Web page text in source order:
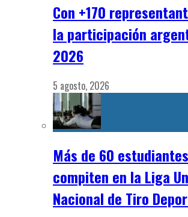
Con +170
la participación
2026
5 agosto, 2026
Más de 60
compiten en la Liga
Nacional de Tiro